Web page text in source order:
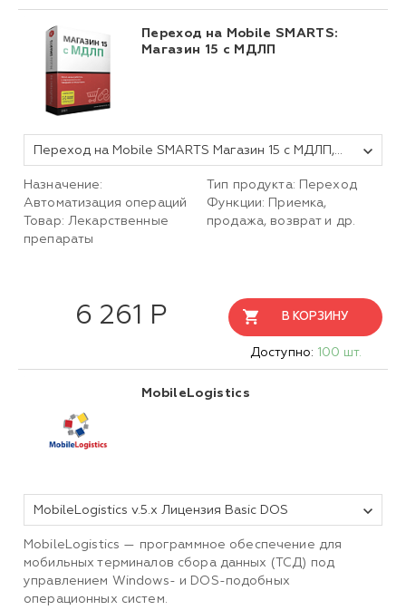
Переход на Mobile SMARTS:
Магазин 15 c МДЛП
Переход на Mobile SMARTS Магазин 15 с МДЛП, БАЗОВЫЙ для «1С:Предприятия 8»
Назначение:
Автоматизация операций
Товар: Лекарственные
препараты
Тип продукта: Переход
Функции: Приемка,
продажа, возврат и др.
6 261 Р В КОРЗИНУ
Доступно: 100 шт.
MobileLogistics
MobileLogistics v.5.x Лицензия Basic DOS
MobileLogistics — программное обеспечение для
мобильных терминалов сбора данных (ТСД) под
управлением Windows- и DOS-подобных
операционных систем.